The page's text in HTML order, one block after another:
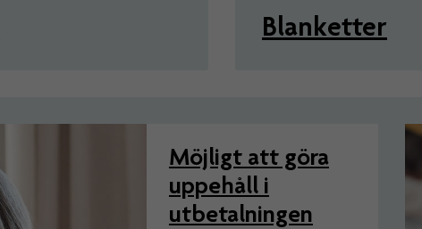
Blanketter
Möjligt att göra
uppehåll i
utbetalningen